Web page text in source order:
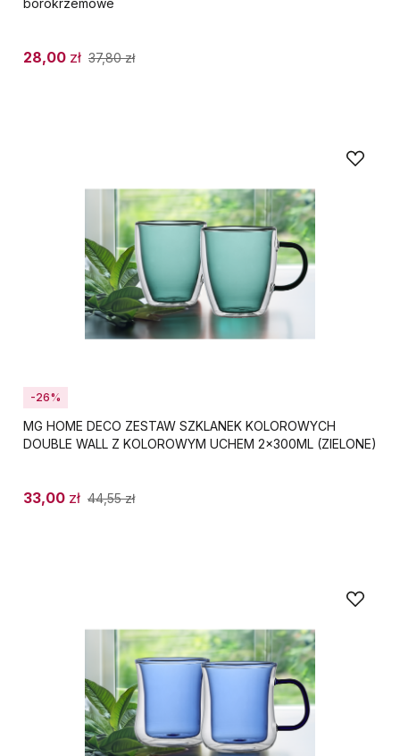
borokrzemowe
28,00 zł 37,80zł
-26%
MG HOME DECO ZESTAW SZKLANEK KOLOROWYCH
DOUBLE WALL Z KOLOROWYM UCHEM 2x300ML (ZIELONE)
33,00 zł 44,55zł